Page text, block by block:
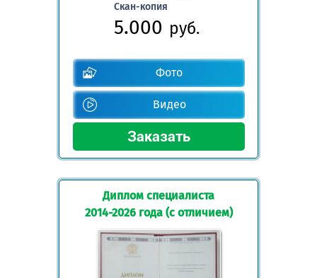
Скан-копия
5.000 руб.
Фото
Видео
Диплом специалиста
2014-2026 года (с отличием)